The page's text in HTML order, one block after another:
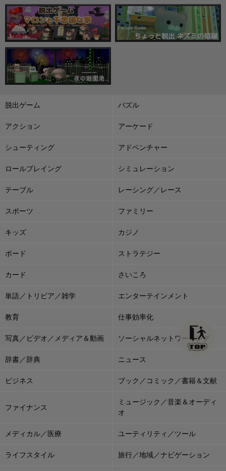
脱出ゲーム パズル
アクション アーケード
シューティング アドベンチャー
ロールプレイング シミュレーション
テーブル レーシング／レース
スポーツ ファミリー
キッズ カジノ
ボード ストラテジー
カード さいころ
単語／トリビア／雑学 エンターテインメント
教育 仕事効率化
写真／ビデオ／メディア＆動画 ソーシャルネットワーキング
辞書／辞典 ニュース
ビジネス ブック／コミック／書籍＆文献
ファイナンス
ミュージック／音楽＆オーディ
オ
メディカル／医療 ユーティリティ／ツール
ライフスタイル 旅行／地域／ナビゲーション